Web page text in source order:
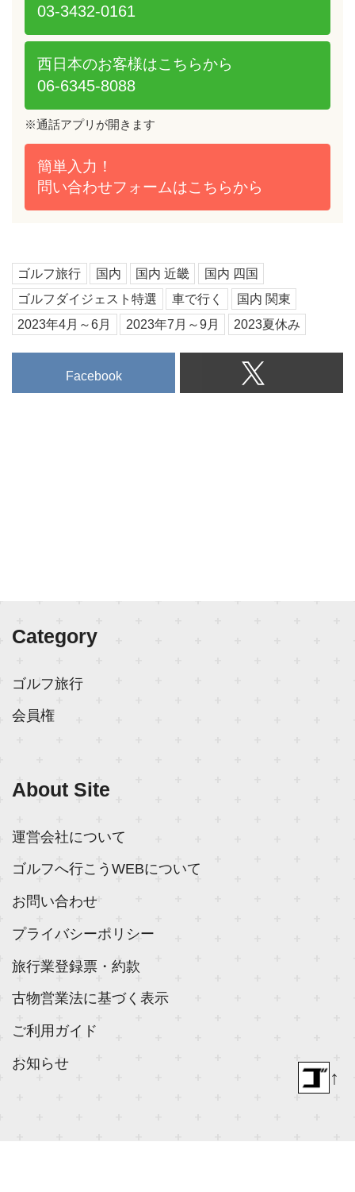
03-3432-0161
西日本のお客様はこちらから
06-6345-8088
簡単入力！
問い合わせフォームはこちらから
※通話アプリが開きます
ゴルフ旅行 国内 国内 近畿
国内 四国
ゴルフダイジェスト特選
車で行く
国内 関東
2023年4月～6月
2023年7月～9月 2023夏休み
Facebook
Category
ゴルフ旅行
会員権
About Site
運営会社について
ゴルフへ行こうWEBについて
お問い合わせ
プライバシーポリシー
旅行業登録票・約款
古物営業法に基づく表示
ご利用ガイド
お知らせ
↑